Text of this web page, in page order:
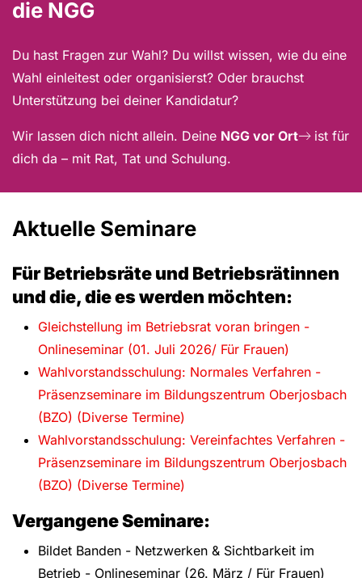
die NGG
Du hast Fragen zur Wahl? Du willst wissen, wie du eine
Wahl einleitest oder organisierst? Oder brauchst
Unterstützung bei deiner Kandidatur?
Wir lassen dich nicht allein. Deine NGG vor Ort
ist für
dich da – mit Rat, Tat und Schulung.
Aktuelle Seminare
Für Betriebsräte und Betriebsrätinnen
und die, die es werden möchten:
Gleichstellung im Betriebsrat voran bringen -
Onlineseminar (01. Juli 2026/ Für Frauen)
Wahlvorstandsschulung: Normales Verfahren -
Präsenzseminare im Bildungszentrum Oberjosbach
(BZO) (Diverse Termine)
Wahlvorstandsschulung: Vereinfachtes Verfahren -
Präsenzseminare im Bildungszentrum Oberjosbach
(BZO) (Diverse Termine)
Vergangene Seminare:
Bildet Banden - Netzwerken & Sichtbarkeit im
Betrieb - Onlineseminar (26. März / Für Frauen)